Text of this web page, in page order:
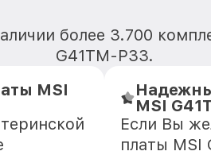
более 3.700
G41TM-P33.
MSI
MSI
Если Вы
платы MSI